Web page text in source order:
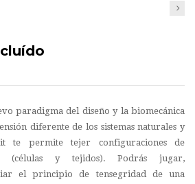
paradigma del diseño y la biomecánica
diferente de los sistemas naturales y
te permite tejer configuraciones de
(células y tejidos). Podrás jugar,
el principio de tensegridad de una